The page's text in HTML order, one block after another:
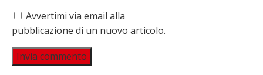
Avvertimi via email alla
pubblicazione di un nuovo articolo.